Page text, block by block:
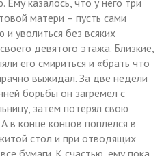
матери – пусть сами
уволиться без всяких
девятого этажа. Близкие,
его смириться и «брать что
выжидал. За две недели
борьбы он загремел с
затем потерял свою
в конце концов поплелся в
стол и при отводящих
бумаги. К счастью, ему пока